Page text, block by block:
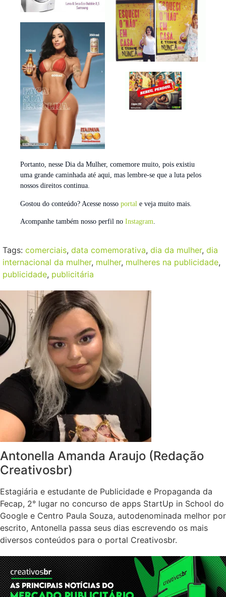
Portanto, nesse Dia da Mulher, comemore muito, pois existiu
uma grande caminhada até aqui, mas lembre-se que a luta pelos
nossos direitos continua.
Gostou do conteúdo? Acesse nosso portal e veja muito mais.
Acompanhe também nosso perfil no Instagram.
Tags: comerciais, data comemorativa, dia da mulher, dia
internacional da mulher, mulher, mulheres na publicidade,
publicidade, publicitária
Antonella Amanda Araujo (Redação
Creativosbr)
Estagiária e estudante de Publicidade e Propaganda da
Fecap, 2° lugar no concurso de apps StartUp in School do
Google e Centro Paula Souza, autodenominada melhor por
escrito, Antonella passa seus dias escrevendo os mais
diversos conteúdos para o portal Creativosbr.